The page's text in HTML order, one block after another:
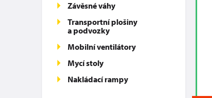
Závěsné váhy
Transportní plošiny
a podvozky
Mobilní ventilátory
Mycí stoly
Nakládací rampy